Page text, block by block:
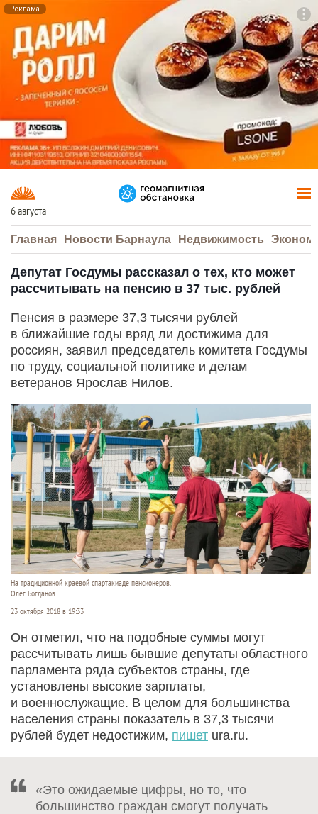
Реклама
6 августа
Главная Новости Барнаула Недвижимость
Депутат Госдумы рассказал о тех, кто может
рассчитывать на пенсию в 37 тыс. рублей
Пенсия в размере 37,3 тысячи рублей
в ближайшие годы вряд ли достижима для
россиян, заявил председатель комитета Госдумы
по труду, социальной политике и делам
ветеранов Ярослав Нилов.
На традиционной краевой спартакиаде пенсионеров.
Олег Богданов
23 октября 2018 в 19:33
Он отметил, что на подобные суммы могут
рассчитывать лишь бывшие депутаты областного
парламента ряда субъектов страны, где
установлены высокие зарплаты,
и военнослужащие. В целом для большинства
населения страны показатель в 37,3 тысячи
рублей будет недостижим, пишет ura.ru.
«Это ожидаемые цифры, но то, что
большинство граждан смогут получать